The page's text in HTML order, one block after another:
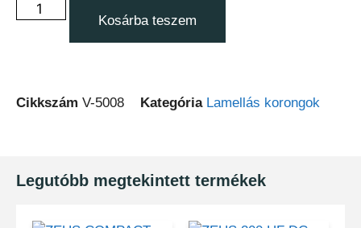
Kosárba teszem
Cikkszám V-5008 Kategória Lamellás korongok
Legutóbb megtekintett termékek